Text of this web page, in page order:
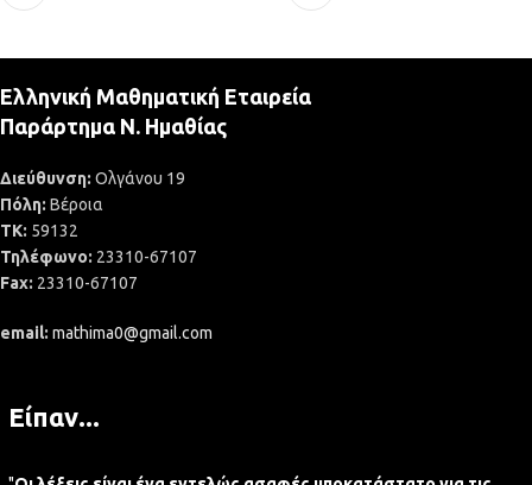
Ελληνική Μαθηματική Εταιρεία
Παράρτημα Ν. Ημαθίας
Διεύθυνση: Ολγάνου 19
Πόλη: Βέροια
ΤΚ: 59132
Τηλέφωνο: 23310-67107
Fax: 23310-67107
email: mathima0@gmail.com
Είπαν...